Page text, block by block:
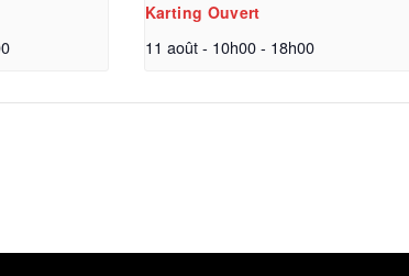
Karting Ouvert
11 août - 10h00 - 18h00